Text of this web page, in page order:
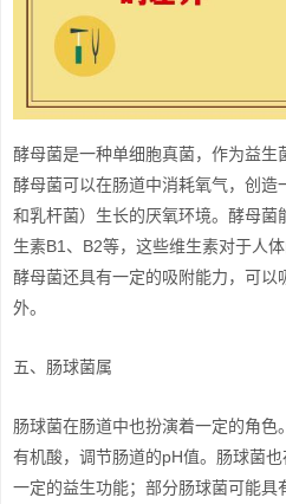
酵母菌是一种单细胞真菌，作为益生
酵母菌可以在肠道中消耗氧气，创
和乳杆菌）生长的厌氧环境。酵母菌
生素B1、B2等，这些维生素对于人
酵母菌还具有一定的吸附能力，可
外。
五、肠球菌属
肠球菌在肠道中也扮演着一定的角
有机酸，调节肠道的pH值。肠球菌
一定的益生功能；部分肠球菌可能